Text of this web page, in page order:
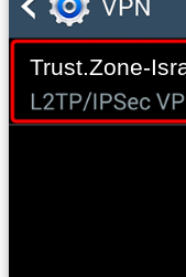
Trust.Zone-